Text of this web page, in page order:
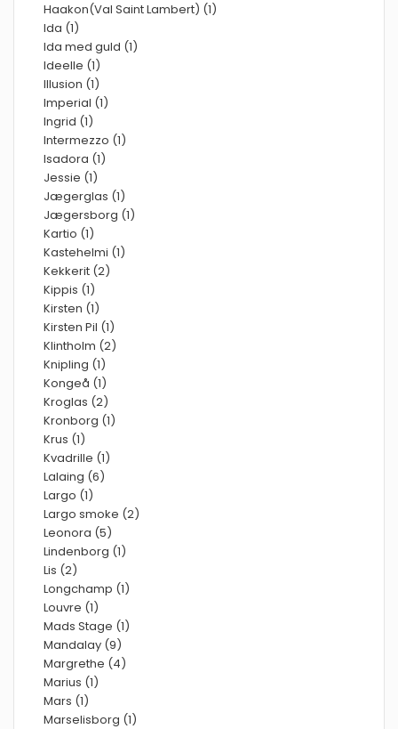
Haakon(Val Saint Lambert) (1)
Ida (1)
Ida med guld (1)
Ideelle (1)
Illusion (1)
Imperial (1)
Ingrid (1)
Intermezzo (1)
Isadora (1)
Jessie (1)
Jægerglas (1)
Jægersborg (1)
Kartio (1)
Kastehelmi (1)
Kekkerit (2)
Kippis (1)
Kirsten (1)
Kirsten Pil (1)
Klintholm (2)
Knipling (1)
Kongeå (1)
Kroglas (2)
Kronborg (1)
Krus (1)
Kvadrille (1)
Lalaing (6)
Largo (1)
Largo smoke (2)
Leonora (5)
Lindenborg (1)
Lis (2)
Longchamp (1)
Louvre (1)
Mads Stage (1)
Mandalay (9)
Margrethe (4)
Marius (1)
Mars (1)
Marselisborg (1)